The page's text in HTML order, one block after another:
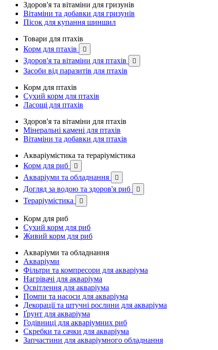
Здоров'я та вітаміни для гризунів
Вітаміни та добавки для гризунів
Пісок для купання шиншил
Товари для птахів
Корм для птахів

Здоров'я та вітаміни для птахів 
Засоби від паразитів для птахів
Корм для птахів
Сухий корм для птахів
Ласощі для птахів
Здоров'я та вітаміни для птахів
Мінеральні камені для птахів
Вітаміни та добавки для птахів
Акваріумістика та тераріумістика
Корм для риб

Акваріуми та обладнання 
Догляд за водою та здоров'я риб 
Тераріумістика 
Корм для риб
Сухий корм для риб
Живий корм для риб
Акваріуми та обладнання
Акваріуми
Фільтри та компресори для акваріума
Нагрівачі для акваріума
Освітлення для акваріума
Помпи та насоси для акваріума
Декорації та штучні рослини для акваріума
Ґрунт для акваріума
Годівниці для акваріумних риб
Скребки та сачки для акваріума
Запчастини для акваріумного обладнання